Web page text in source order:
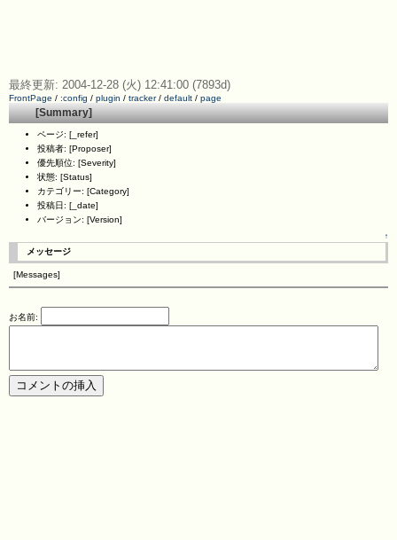
最終更新: 2004-12-28 (火) 12:41:00 (7893d)
FrontPage / :config / plugin / tracker/ default / page
[Summary]
ページ: [_refer]
投稿者: [Proposer]
優先順位: [Severity]
状態: [Status]
カテゴリー: [Category]
投稿日: [_date]
バージョン: [Version]
↑
メッセージ
[Messages]
お名前: